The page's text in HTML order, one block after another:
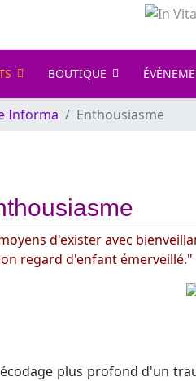
BOUTIQUE
Informa Enthousiasme
d'exister avec
regard d'enfant émerveillé."
plus profond d'un